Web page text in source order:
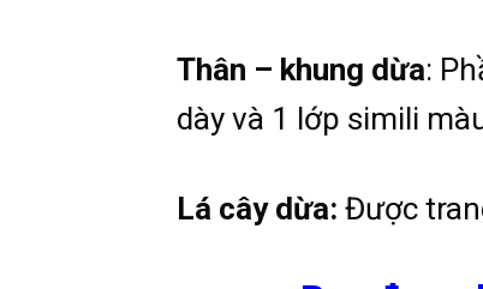
Thân – khung dừa:
dày và 1 lớp simili
Lá cây dừa: Được